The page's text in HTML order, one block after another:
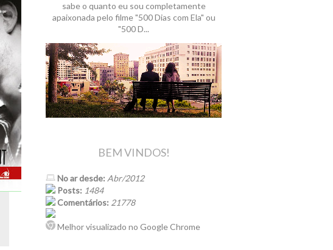
sabe o quanto eu sou completamente
apaixonada pelo filme "500 Dias com Ela" ou
"500 D...
BEM VINDOS!
No ar desde: Abr/2012
Posts: 1484
Comentários: 21778
Melhor visualizado no Google Chrome